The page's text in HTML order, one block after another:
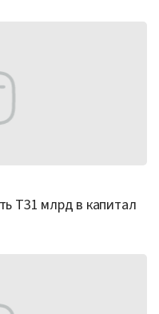
Т31 млрд в капитал